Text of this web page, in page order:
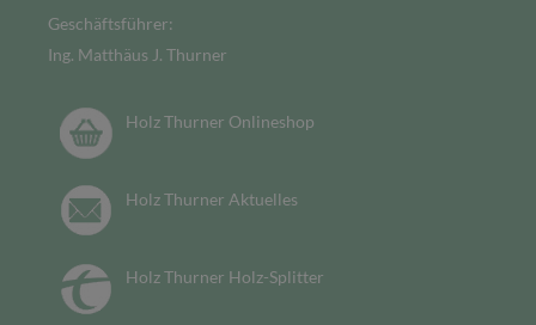
Geschäftsführer:
Ing. Matthäus J. Thurner
Holz Thurner Onlineshop
Holz Thurner Aktuelles
Holz Thurner Holz-Splitter